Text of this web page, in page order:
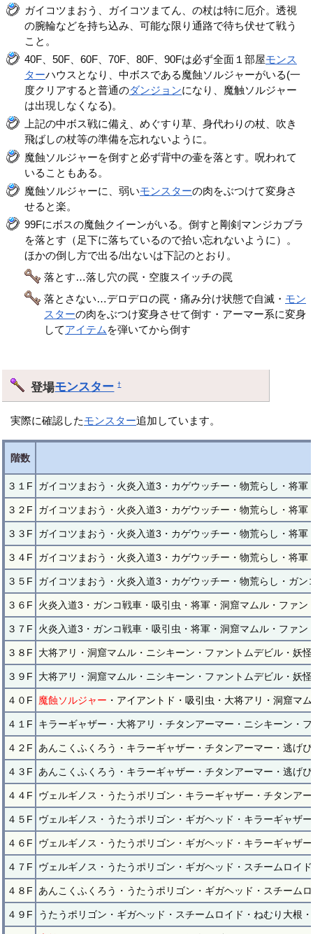
ガイコツまおう、ガイコツまてん、の杖は特に厄介。透視
の腕輪などを持ち込み、可能な限り通路で待ち伏せて戦う
こと。
40F、50F、60F、70F、80F、90Fは必ず全面１部屋モンス
ターハウスとなり、中ボスである魔蝕ソルジャーがいる(一
度クリアすると普通のダンジョンになり、魔触ソルジャー
は出現しなくなる)。
上記の中ボス戦に備え、めぐすり草、身代わりの杖、吹き
飛ばしの杖等の準備を忘れないように。
魔蝕ソルジャーを倒すと必ず背中の壷を落とす。呪われて
いることもある。
魔蝕ソルジャーに、弱いモンスターの肉をぶつけて変身さ
せると楽。
99Fにボスの魔蝕クイーンがいる。倒すと剛剣マンジカブラ
を落とす（足下に落ちているので拾い忘れないように）。
ほかの倒し方で出る/出ないは下記のとおり。
落とす…落し穴の罠・空腹スイッチの罠
落とさない…デロデロの罠・痛み分け状態で自滅・ モン
スターの肉をぶつけ変身させて倒す・アーマー系に変身
してアイテム を弾いてから倒す
登場モンスター †
実際に確認したモンスター追加しています。
階数
３１F ガイコツまおう・火炎入道3・カゲウッチー・物荒らし・将
３２F ガイコツまおう・火炎入道3・カゲウッチー・物荒らし・将軍
３３F ガイコツまおう・火炎入道3・カゲウッチー・物荒らし・将
３４F ガイコツまおう・火炎入道3・カゲウッチー・物荒らし・将軍
３５F ガイコツまおう・火炎入道3・カゲウッチー・物荒らし・ガン
３６F 火炎入道3・ガンコ戦車・吸引虫・将軍・洞窟マムル・ファン
３７F 火炎入道3・ガンコ戦車・吸引虫・将軍・洞窟マムル・ファン
３８F 大将アリ・洞窟マムル・ニシキーン・ファントムデビル・妖
３９F 大将アリ・洞窟マムル・ニシキーン・ファントムデビル・妖
４０F 魔蝕ソルジャー ・アイアントド・吸引虫・大将アリ・洞窟マ
４１F キラーギャザー・大将アリ・チタンアーマー・ニシキーン・
４２F あんこくふくろう・キラーギャザー・チタンアーマー・逃げ
４３F あんこくふくろう・キラーギャザー・チタンアーマー・逃げ
４４F ヴェルギノス・うたうポリゴン・キラーギャザー・チタンア
４５F ヴェルギノス・うたうポリゴン・ギガヘッド・キラーギャザ
４６F ヴェルギノス・うたうポリゴン・ギガヘッド・キラーギャザ
４７F ヴェルギノス・うたうポリゴン・ギガヘッド・スチームロイ
４８F あんこくふくろう・うたうポリゴン・ギガヘッド・スチーム
４９F うたうポリゴン・ギガヘッド・スチームロイド・ねむり大根